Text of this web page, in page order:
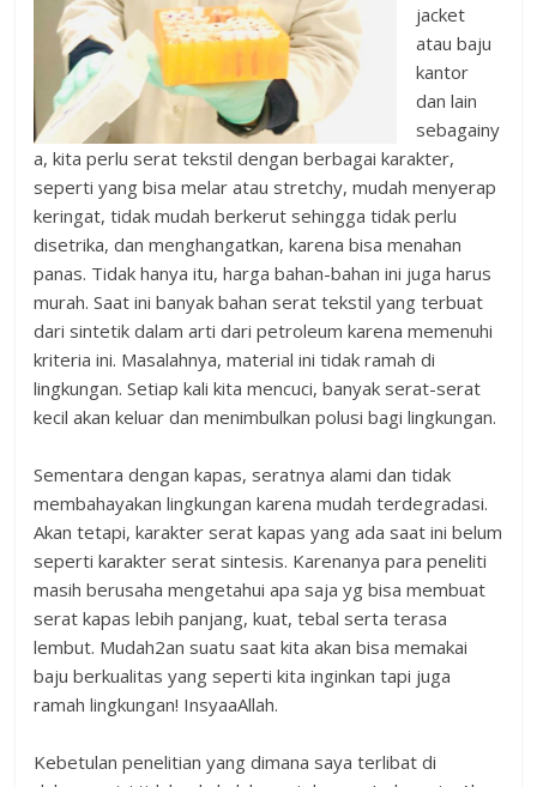
jacket
atau baju
kantor
dan lain
sebagainy
a, kita perlu serat tekstil dengan berbagai karakter,
seperti yang bisa melar atau stretchy, mudah menyerap
keringat, tidak mudah berkerut sehingga tidak perlu
disetrika, dan menghangatkan, karena bisa menahan
panas. Tidak hanya itu, harga bahan-bahan ini juga harus
murah. Saat ini banyak bahan serat tekstil yang terbuat
dari sintetik dalam arti dari petroleum karena memenuhi
kriteria ini. Masalahnya, material ini tidak ramah di
lingkungan. Setiap kali kita mencuci, banyak serat-serat
kecil akan keluar dan menimbulkan polusi bagi lingkungan.
Sementara dengan kapas, seratnya alami dan tidak
membahayakan lingkungan karena mudah terdegradasi.
Akan tetapi, karakter serat kapas yang ada saat ini belum
seperti karakter serat sintesis. Karenanya para peneliti
masih berusaha mengetahui apa saja yg bisa membuat
serat kapas lebih panjang, kuat, tebal serta terasa
lembut. Mudah2an suatu saat kita akan bisa memakai
baju berkualitas yang seperti kita inginkan tapi juga
ramah lingkungan! InsyaaAllah.
Kebetulan penelitian yang dimana saya terlibat di